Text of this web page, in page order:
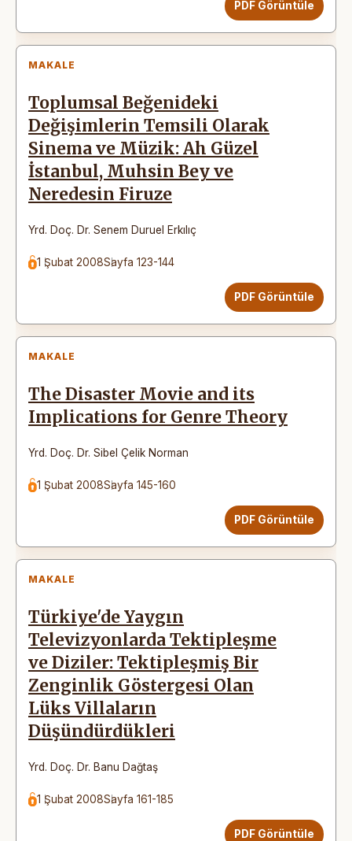
PDF Görüntüle
MAKALE
Toplumsal Beğenideki
Değişimlerin Temsili Olarak
Sinema ve Müzik: Ah Güzel
İstanbul, Muhsin Bey ve
Neredesin Firuze
Yrd. Doç. Dr. Senem Duruel Erkılıç
1 Şubat 2008Sayfa 123-144
PDF Görüntüle
MAKALE
The Disaster Movie and its
Implications for Genre Theory
Yrd. Doç. Dr. Sibel Çelik Norman
1 Şubat 2008Sayfa 145-160
PDF Görüntüle
MAKALE
Türkiye'de Yaygın
Televizyonlarda Tektipleşme
ve Diziler: Tektipleşmiş Bir
Zenginlik Göstergesi Olan
Lüks Villaların
Düşündürdükleri
Yrd. Doç. Dr. Banu Dağtaş
1 Şubat 2008Sayfa 161-185
PDF Görüntüle